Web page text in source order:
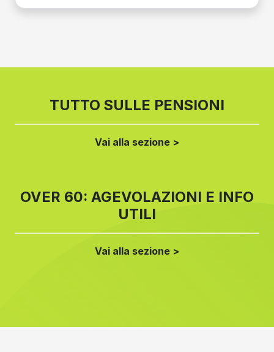
TUTTO SULLE PENSIONI
Vai alla sezione >
OVER 60: AGEVOLAZIONI E INFO
UTILI
Vai alla sezione >